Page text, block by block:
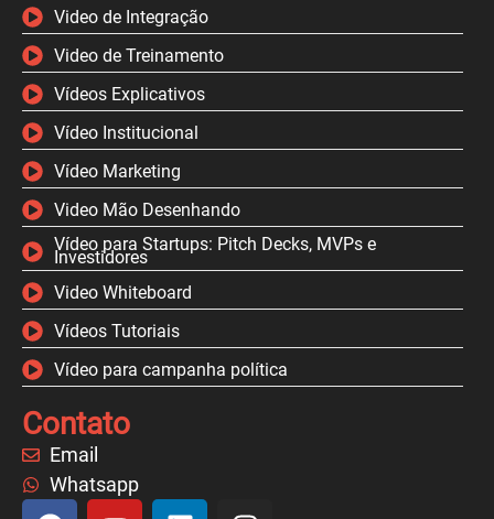
Video de Integração
Video de Treinamento
Vídeos Explicativos
Vídeo Institucional
Vídeo Marketing
Video Mão Desenhando
Vídeo para Startups: Pitch Decks, MVPs e
Investidores
Video Whiteboard
Vídeos Tutoriais
Vídeo para campanha política
Contato
Email
Whatsapp